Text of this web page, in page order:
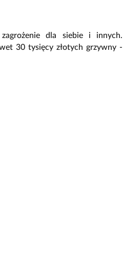
dla siebie i innych.
30 tysięcy złotych grzywny -